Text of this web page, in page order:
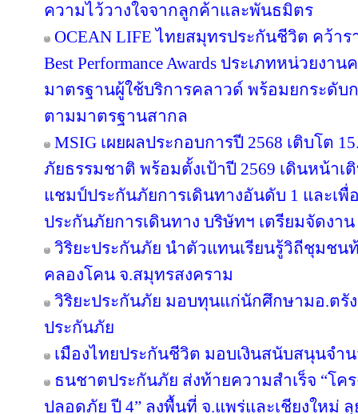
ความไว้วางใจจากลูกค้าและพันธมิตร
OCEAN LIFE ไทยสมุทรประกันชีวิต คว้ารา
Best Performance Awards ประเภทหน่วยง
มาตรฐานผู้ใช้บริการคลาวด์ พร้อมยกระดับ
ตามมาตรฐานสากล
MSIG เผยผลประกอบการปี 2568 เติบโต
ภัยธรรมชาติ พร้อมตั้งเป้าปี 2569 เดินหน้าเ
แชมป์ประกันภัยการเดินทางอันดับ 1 และ
ประกันภัยการเดินทาง บริษัทฯ เตรียมจัดงาน
วิริยะประกันภัย นำตัวแทนเรียนรู้วิถีชุมชน
คลองโคน จ.สมุทรสงคราม
วิริยะประกันภัย มอบทุนแก่นักศึกษามอ.ตรั
ประกันภัย
เมืองไทยประกันชีวิต มอบเงินสนับสนุนจำน
ธนชาตประกันภัย ส่งท้ายความสำเร็จ “โค
ปลอดภัย ปี 4” ลงพื้นที่ จ.แพร่และเชียงใหม่